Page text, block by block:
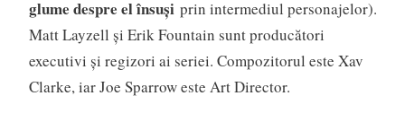
glume despre el însușiprin intermediul personajelor).
Matt Layzell și Erik Fountain sunt producători
executivi și regizori ai seriei. Compozitorul este Xav
Clarke, iar Joe Sparrow este Art Director.